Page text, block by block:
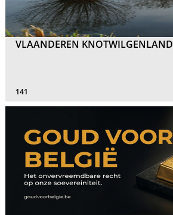
VLAANDEREN KNOTWILGENLAND
141